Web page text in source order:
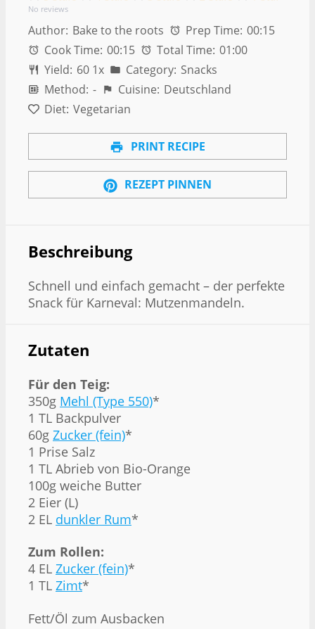
No reviews
Author: Bake to the roots Prep Time: 00:15
Cook Time: 00:15 Total Time: 01:00
Yield: 60 1x Category: Snacks
Method: - Cuisine: Deutschland
Diet: Vegetarian
PRINT RECIPE
REZEPT PINNEN
Beschreibung
Schnell und einfach gemacht – der perfekte
Snack für Karneval: Mutzenmandeln.
Zutaten
Für den Teig:
350g Mehl (Type 550)*
1 TL Backpulver
60g Zucker (fein)*
1 Prise Salz
1 TL Abrieb von Bio-Orange
100g weiche Butter
2 Eier (L)
2 EL dunkler Rum*
Zum Rollen:
4 EL Zucker (fein)*
1 TL Zimt*
Fett/Öl zum Ausbacken